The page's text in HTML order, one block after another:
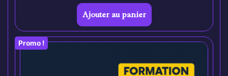
Ajouter au panier
Promo !